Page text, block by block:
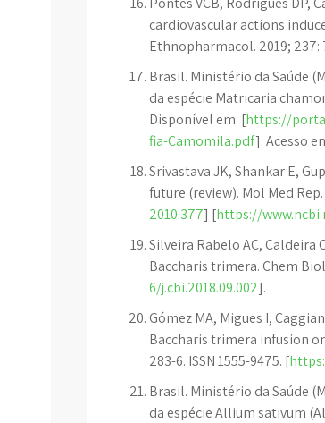
cardiovascular actions
Ethnopharmacol. 2019; 237:
Brasil. Ministério da Saúde
da espécie Matricaria
Disponível em: [https://
fia-Camomila.pdf]. Acesso
Srivastava JK, Shankar E,
future (review). Mol Med Rep.
2010.377] [https://
Silveira Rabelo AC,
Baccharis trimera. Chem
6/j.cbi.2018.09.002].
Gómez MA, Migues I,
Baccharis trimera infusion
283-6. ISSN 1555-9475. [
Brasil. Ministério da Saúde
da espécie Allium sativum